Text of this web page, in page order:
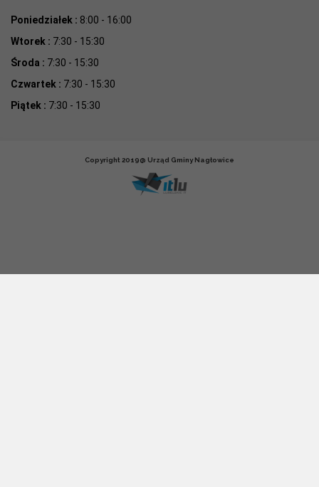
Poniedziałek : 8:00 - 16:00
Wtorek : 7:30 - 15:30
Środa : 7:30 - 15:30
Czwartek : 7:30 - 15:30
Piątek : 7:30 - 15:30
Copyright 2019@ Urząd Gminy Nagłowice